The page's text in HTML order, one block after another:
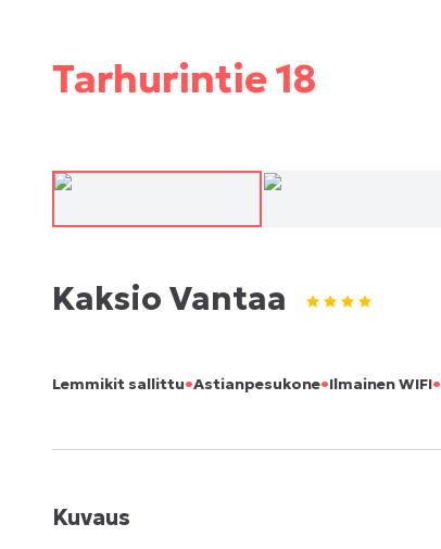
Tarhurintie 18
Kaksio Vantaa
Lemmikit sallittu•Astianpesukone•Ilmainen WIFI•
Kuvaus